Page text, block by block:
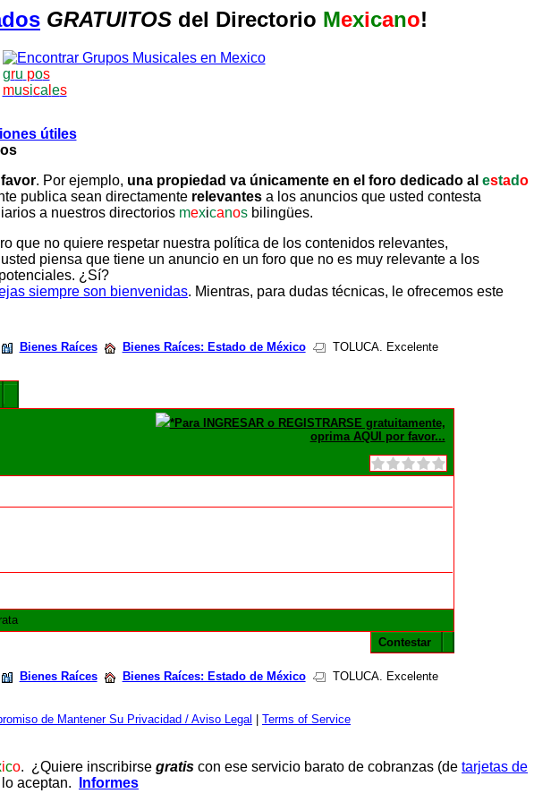
GRATUITOS del Directorio Mexicano!
gru pos
musica es
útiles
. Por ejemplo, una propiedad va únicamente en el foro dedicado al estado
publica sean directamente relevantes a los anuncios que usted contesta
a nuestros directorios mexicanos bilingües.
que no quiere respetar nuestra política de los contenidos relevantes,
piensa que tiene un anuncio en un foro que no es muy relevante a los
¿Sí?
siempre son bienvenidas. Mientras, para dudas técnicas, le ofrecemos este
Bienes Raíces Bienes Raíces: Estado de México
TOLUCA. Excelente
*Para INGRESAR o REGISTRARSE gratuitamente,
oprima AQUI por favor...
Contestar
Bienes Raíces Bienes Raíces: Estado de México
TOLUCA. Excelente
de Mantener Su Privacidad / Aviso Legal
Terms of Service
ico. ¿Quiere inscribirse gratis con ese servicio barato de cobranzas (de tarjetas de
aceptan. Informes